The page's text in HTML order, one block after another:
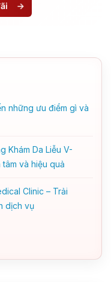
→
những ưu điểm gì và
Khám Da Liễu V-
và hiệu quả
Clinic – Trải
dịch vụ